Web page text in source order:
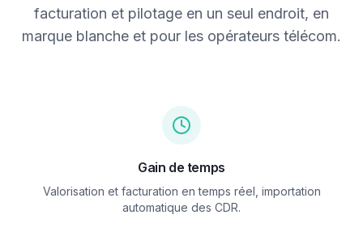
facturation et pilotage en un seul endroit, en
marque blanche et pour les opérateurs télécom.
Gain de temps
Valorisation et facturation en temps réel, importation
automatique des CDR.